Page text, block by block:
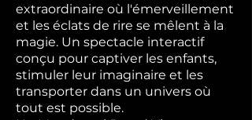
extraordinaire où l'émerveillement
et les éclats de rire se mêlent à la
magie. Un spectacle interactif
conçu pour captiver les enfants,
stimuler leur imaginaire et les
transporter dans un univers où
tout est possible.